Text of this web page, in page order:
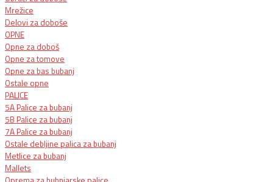
Mrežice
Delovi za doboše
OPNE
Opne za doboš
Opne za tomove
Opne za bas bubanj
Ostale opne
PALICE
5A Palice za bubanj
5B Palice za bubanj
7A Palice za bubanj
Ostale debljine palica za bubanj
Metlice za bubanj
Mallets